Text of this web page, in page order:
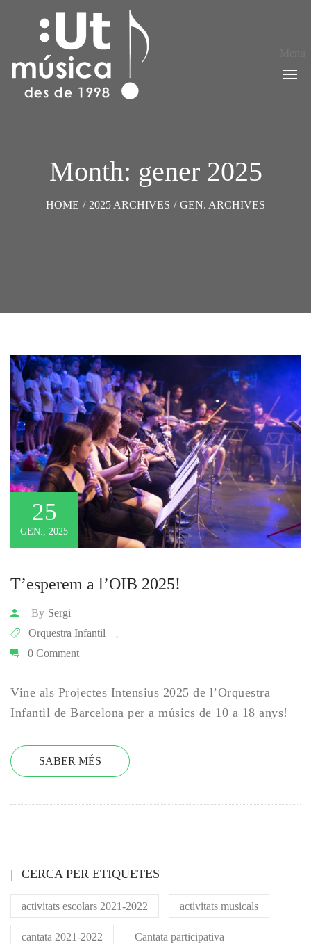
Month: gener 2025
HOME / 2025 ARCHIVES / GEN. ARCHIVES
25
GEN., 2025
T’esperem a l’OIB 2025!
By Sergi
Orquestra Infantil
0 Comment
Vine als Projectes Intensius 2025 de l’Orquestra
Infantil de Barcelona per a músics de 10 a 18 anys!
SABER MÉS
CERCA PER ETIQUETES
activitats escolars 2021-2022 activitats musicals
cantata 2021-2022 Cantata participativa